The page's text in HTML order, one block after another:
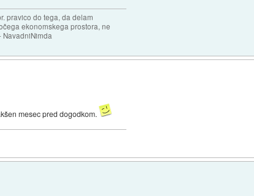
pravico do tega, da delam
ekonomskega prostora, ne
NavadniNimda
mesec pred dogodkom.